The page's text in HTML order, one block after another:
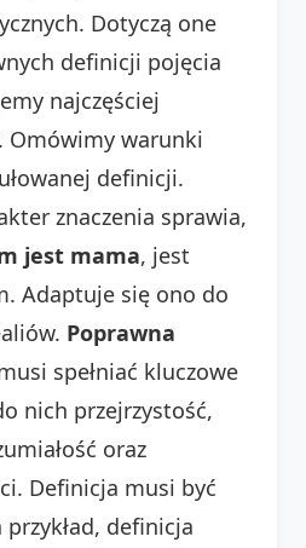
Dotyczą one
definicji pojęcia
najczęściej
Omówimy warunki
definicji.
znaczenia sprawia,
jest mama, jest
Adaptuje się ono do
Poprawna
spełniać kluczowe
nich przejrzystość,
oraz
Definicja musi być
definicja